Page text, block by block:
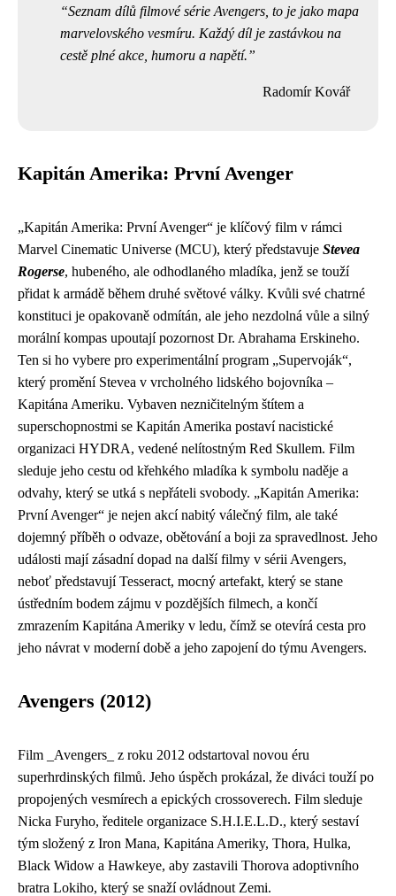
Seznam dílů filmové série Avengers, to je jako mapa
marvelovského vesmíru. Každý díl je zastávkou na
cestě plné akce, humoru a napětí.
Radomír Kovář
Kapitán Amerika: První Avenger
„Kapitán Amerika: První Avenger“ je klíčový film v rámci
Marvel Cinematic Universe (MCU), který představuje Stevea
Rogerse, hubeného, ale odhodlaného mladíka, jenž se touží
přidat k armádě během druhé světové války. Kvůli své chatrné
konstituci je opakovaně odmítán, ale jeho nezdolná vůle a silný
morální kompas upoutají pozornost Dr. Abrahama Erskineho.
Ten si ho vybere pro experimentální program „Supervoják“,
který promění Stevea v vrcholného lidského bojovníka –
Kapitána Ameriku. Vybaven nezničitelným štítem a
superschopnostmi se Kapitán Amerika postaví nacistické
organizaci HYDRA, vedené nelítostným Red Skullem. Film
sleduje jeho cestu od křehkého mladíka k symbolu naděje a
odvahy, který se utká s nepřáteli svobody. „Kapitán Amerika:
První Avenger“ je nejen akcí nabitý válečný film, ale také
dojemný příběh o odvaze, obětování a boji za spravedlnost. Jeho
události mají zásadní dopad na další filmy v sérii Avengers,
neboť představují Tesseract, mocný artefakt, který se stane
ústředním bodem zájmu v pozdějších filmech, a končí
zmrazením Kapitána Ameriky v ledu, čímž se otevírá cesta pro
jeho návrat v moderní době a jeho zapojení do týmu Avengers.
Avengers (2012)
Film _Avengers_ z roku 2012 odstartoval novou éru
superhrdinských filmů. Jeho úspěch prokázal, že diváci touží po
propojených vesmírech a epických crossoverech. Film sleduje
Nicka Furyho, ředitele organizace S.H.I.E.L.D., který sestaví
tým složený z Iron Mana, Kapitána Ameriky, Thora, Hulka,
Black Widow a Hawkeye, aby zastavili Thorova adoptivního
bratra Lokiho, který se snaží ovládnout Zemi.